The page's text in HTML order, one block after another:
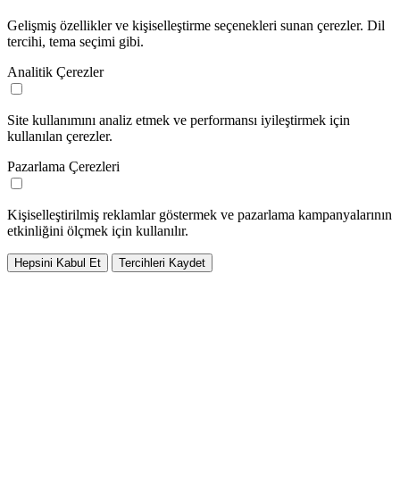
Gelişmiş özellikler ve kişiselleştirme seçenekleri sunan çerezler. Dil
tercihi, tema seçimi gibi.
Analitik Çerezler
Site kullanımını analiz etmek ve performansı iyileştirmek için
kullanılan çerezler.
Pazarlama Çerezleri
Kişiselleştirilmiş reklamlar göstermek ve pazarlama kampanyalarının
etkinliğini ölçmek için kullanılır.
Hepsini Kabul Et Tercihleri Kaydet